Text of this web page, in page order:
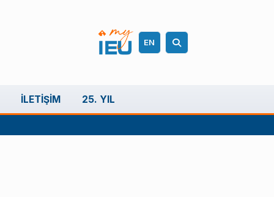
EN
İLETIŞIM 25. YIL